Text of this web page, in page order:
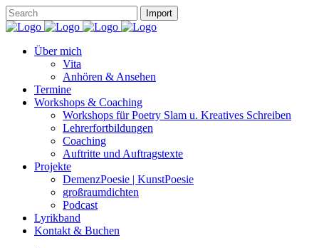
Über mich
Vita
Anhören & Ansehen
Termine
Workshops & Coaching
Workshops für Poetry Slam u. Kreatives Schreiben
Lehrerfortbildungen
Coaching
Auftritte und Auftragstexte
Projekte
DemenzPoesie | KunstPoesie
großraumdichten
Podcast
Lyrikband
Kontakt & Buchen